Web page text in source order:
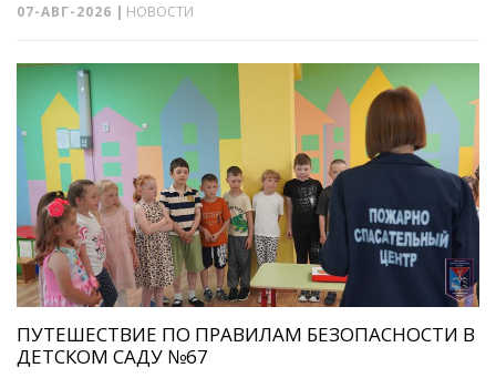
07-АВГ-2026 | НОВОСТИ
ПУТЕШЕСТВИЕ ПО ПРАВИЛАМ БЕЗОПАСНОСТИ В
ДЕТСКОМ САДУ №67